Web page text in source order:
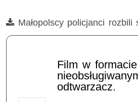
Film
Małopolscy policjanci rozbili
Film w formacie
odtwarzacz.